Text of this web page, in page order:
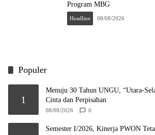
Program MBG
Headline 08/08/2026
Populer
1
Menuju 30 Tahun UNGU, “Utara-
Cinta dan Perpisahan
08/08/2026 0
Semester I/2026, Kinerja PWON